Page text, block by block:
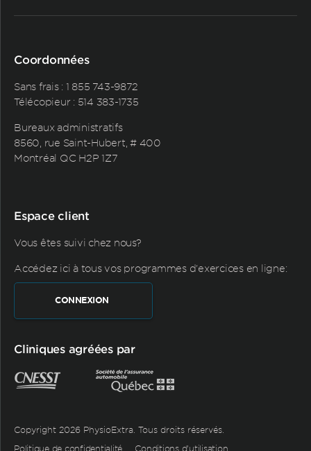
Coordonnées
Sans frais : 1 855 743-9872
Télécopieur : 514 383-1735
Bureaux administratifs
8560, rue Saint-Hubert, # 400
Montréal QC H2P 1Z7
Espace client
Vous êtes suivi chez nous?
Accédez ici à tous vos programmes d'exercices en ligne:
CONNEXION
Cliniques agréées par
Copyright 2026 PhysioExtra. Tous droits réservés.
Politique de confidentialité
Conditions d’utilisation